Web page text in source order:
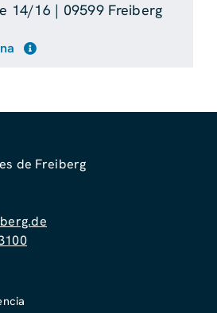
14/16 | 09599 Freiberg
de Freiberg